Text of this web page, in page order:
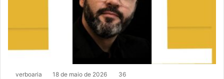
verboaria 18 de maio de 2026 36